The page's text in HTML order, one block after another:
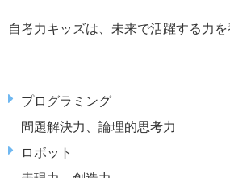
自考力キッズは、未来で活躍する力を
プログラミング
問題解決力、論理的思考力
ロボット